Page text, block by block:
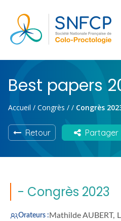
Best papers
Accueil / Congrès / / Congrès
Retour Partager
- Congrès 2023
Orateurs : Mathilde AUBERT,